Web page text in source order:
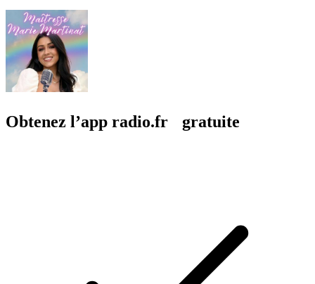
Obtenez l’app radio.fr gratuite